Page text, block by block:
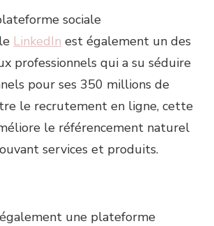
sociale
LinkedIn est également un des
professionnels qui a su séduire
pour ses 350 millions de
le recrutement en ligne, cette
le référencement naturel
services et produits.
une plateforme